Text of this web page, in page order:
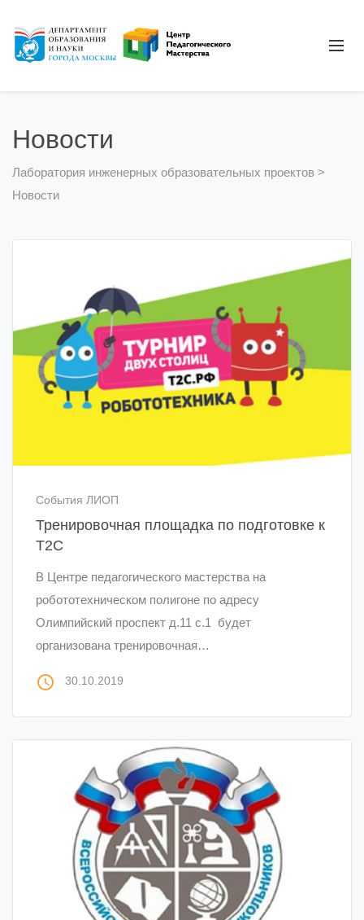
Новости
Лаборатория инженерных образовательных проектов >
Новости
События ЛИОП
Тренировочная площадка по подготовке к
Т2С
В Центре педагогического мастерства на
робототехническом полигоне по адресу
Олимпийский проспект д.11 с.1 будет
организована тренировочная…
access_time 30.10.2019